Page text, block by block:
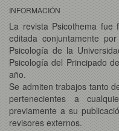
INFORMACIÓN
La revista Psicothema
editada conjuntamente
Psicología de la
Psicología del Principado
año.
Se admiten trabajos tanto
pertenecientes a
previamente a su
revisores externos.